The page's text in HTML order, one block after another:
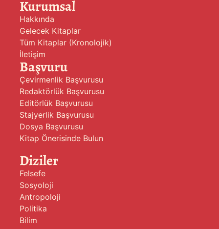
Kurumsal
Hakkında
Gelecek Kitaplar
Tüm Kitaplar (Kronolojik)
İletişim
Başvuru
Çevirmenlik Başvurusu
Redaktörlük Başvurusu
Editörlük Başvurusu
Stajyerlik Başvurusu
Dosya Başvurusu
Kitap Önerisinde Bulun
Diziler
Felsefe
Sosyoloji
Antropoloji
Politika
Bilim